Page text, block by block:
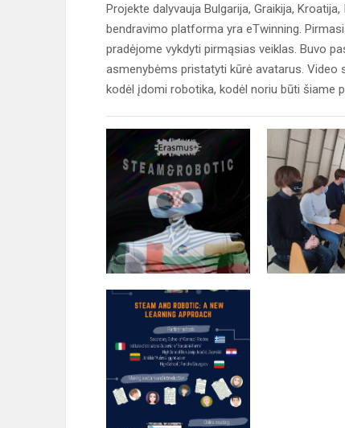
Projekte dalyvauja Bulgarija, Graikija,
bendravimo platforma yra eTwinning.
pradėjome vykdyti pirmąsias veiklas. Buvo
asmenybėms pristatyti kūrė avatarus.
kodėl įdomi robotika, kodėl noriu būti šiame